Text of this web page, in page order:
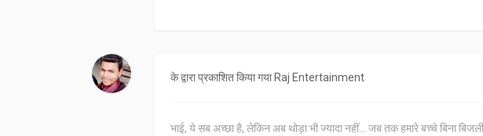
के द्वारा प्रकाशित किया गया Raj Entertainment
भाई, ये सब अच्छा है, लेकिन अब थोड़ा भी ज्यादा नहीं... जब तक हमारे बच्चे बिना